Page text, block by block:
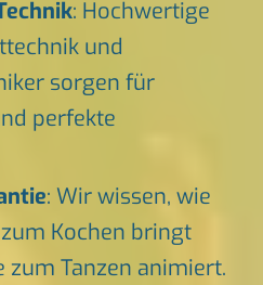
: Hochwertige
und
sorgen für
perfekte
: Wir wissen, wie
Kochen bringt
zum Tanzen animiert.